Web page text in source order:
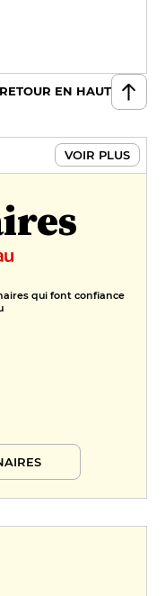
RETOUR EN HAUT
VOIR PLUS
qui font confiance